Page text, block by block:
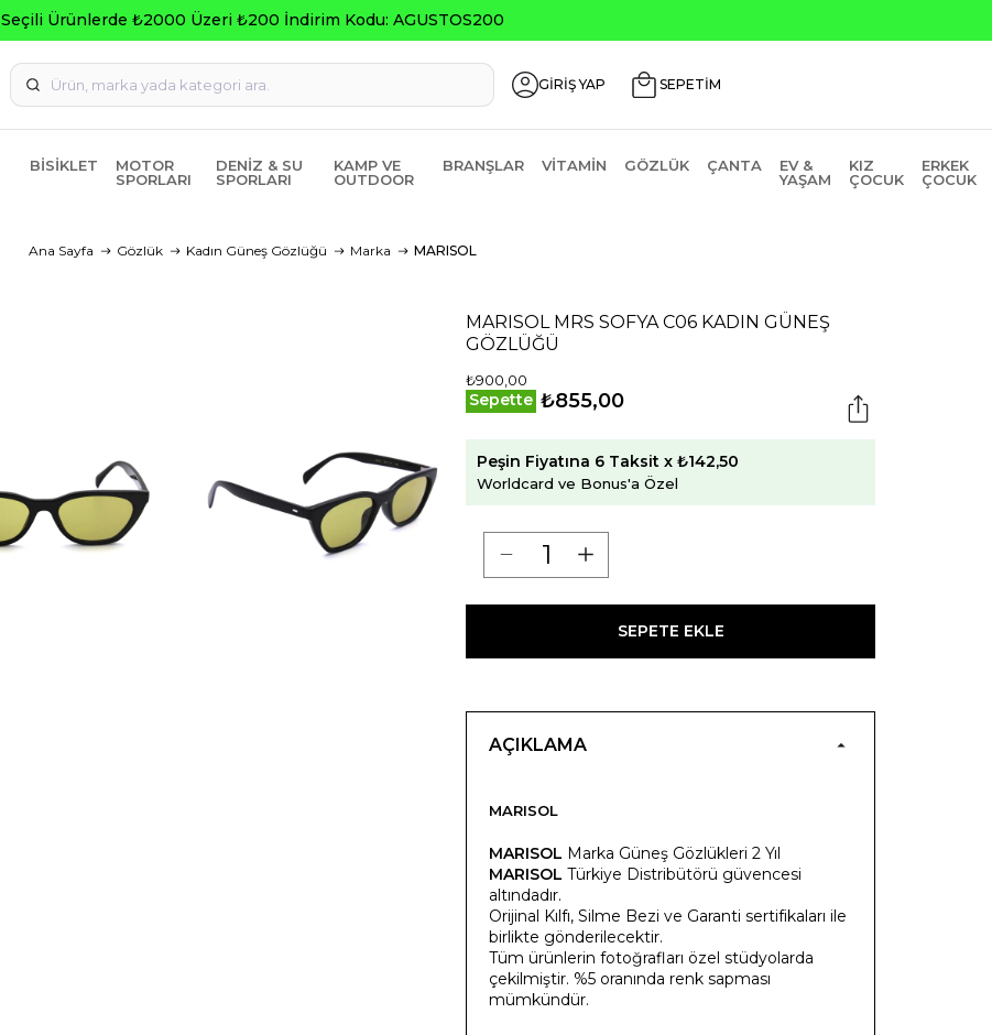
Seçili Ürünlerde ₺2000 Üzeri ₺200 İndirim Kodu: AGUSTOS200
GİRİŞ YAP SEPETİM
BISIKLET
MOTOR
SPORLARI
DENIZ & SU
SPORLARI
KAMP VE
OUTDOOR
BRANŞLAR VITAMIN GÖZLÜK ÇANTA
EV &
YAŞAM
KIZ
ÇOCUK
ERKEK
ÇOCUK
Ana Sayfa Gözlük Kadın Güneş Gözlüğü Marka MARISOL
MARISOL MRS SOFYA C06 KADIN GÜNEŞ
GÖZLÜĞÜ
₺900,00
Sepette ₺855,00
Peşin Fiyatına 6 Taksit x ₺142,50
Worldcard ve Bonus'a Özel
SEPETE EKLE
AÇIKLAMA
MARISOL
MARISOL Marka Güneş Gözlükleri 2 Yıl
MARISOL Türkiye Distribütörü güvencesi
altındadır.
Orijinal Kılfı, Silme Bezi ve Garanti sertifikaları ile
birlikte gönderilecektir.
Tüm ürünlerin fotoğrafları özel stüdyolarda
çekilmiştir. %5 oranında renk sapması
mümkündür.